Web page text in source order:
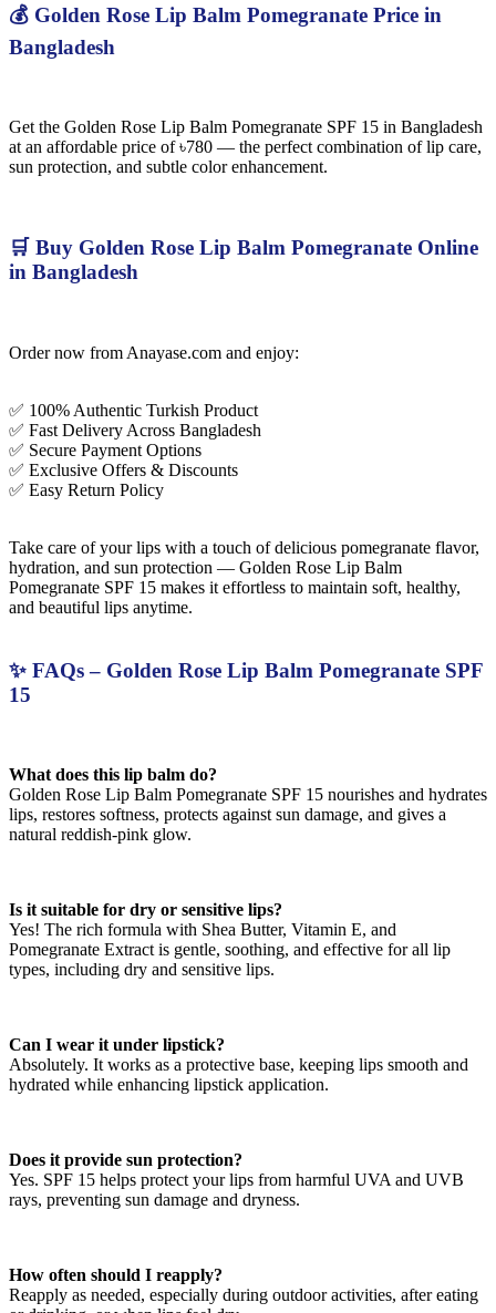
💰 Golden Rose Lip Balm Pomegranate Price in
Bangladesh
Get the Golden Rose Lip Balm Pomegranate SPF 15 in Bangladesh
at an affordable price of ৳780 — the perfect combination of lip care,
sun protection, and subtle color enhancement.
🛒 Buy Golden Rose Lip Balm Pomegranate Online
in Bangladesh
Order now from Anayase.com and enjoy:
✅ 100% Authentic Turkish Product
✅ Fast Delivery Across Bangladesh
✅ Secure Payment Options
✅ Exclusive Offers & Discounts
✅ Easy Return Policy
Take care of your lips with a touch of delicious pomegranate flavor,
hydration, and sun protection — Golden Rose Lip Balm
Pomegranate SPF 15 makes it effortless to maintain soft, healthy,
and beautiful lips anytime.
✨ FAQs – Golden Rose Lip Balm Pomegranate SPF
15
What does this lip balm do?
Golden Rose Lip Balm Pomegranate SPF 15 nourishes and hydrates
lips, restores softness, protects against sun damage, and gives a
natural reddish-pink glow.
Is it suitable for dry or sensitive lips?
Yes! The rich formula with Shea Butter, Vitamin E, and
Pomegranate Extract is gentle, soothing, and effective for all lip
types, including dry and sensitive lips.
Can I wear it under lipstick?
Absolutely. It works as a protective base, keeping lips smooth and
hydrated while enhancing lipstick application.
Does it provide sun protection?
Yes. SPF 15 helps protect your lips from harmful UVA and UVB
rays, preventing sun damage and dryness.
How often should I reapply?
Reapply as needed, especially during outdoor activities, after eating